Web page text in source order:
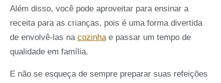
Além disso, você pode aproveitar para ensinar a
receita para as crianças, pois é uma forma divertida
de envolvê-las na cozinhae passar um tempo de
qualidade em família.
E não se esqueça de sempre preparar suas refeições